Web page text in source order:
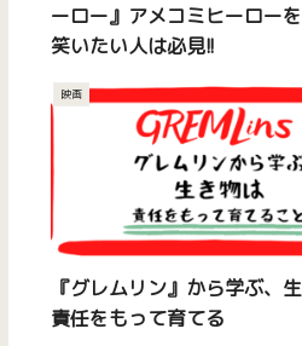
ーロー』アメコミヒーロー
笑いたい人は必見!!
映画
『グレムリン』から学ぶ、
責任をもって育てる